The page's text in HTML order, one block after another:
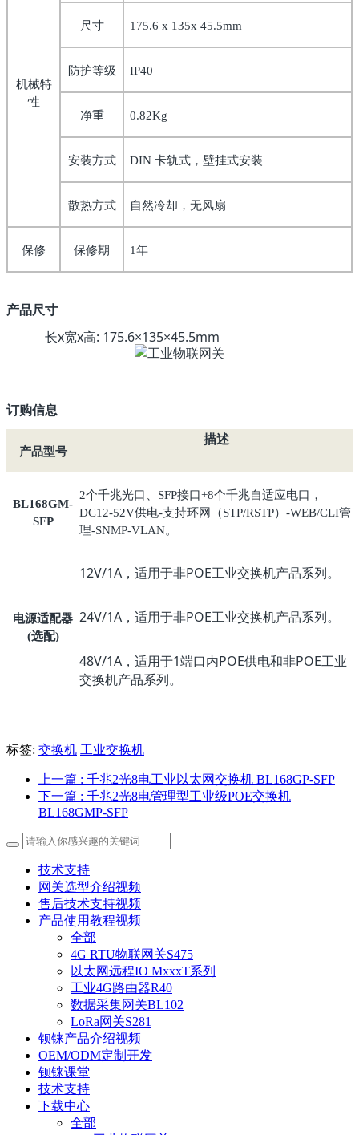
机械特
性
尺寸 175.6 x 135x 45.5mm
防护等级 IP40
净重 0.82Kg
安装方式 DIN 卡轨式，壁挂式安装
散热方式 自然冷却，无风扇
保修 保修期 1年
产品尺寸
长x宽x高: 175.6×135×45.5mm
订购信息
产品型号
描述
BL168GM-
SFP
2个千兆光口、 SFP接口+8个千兆自适应电口，
DC12-52V供电-支持环网（STP/RSTP） -WEB/CLI管
理-SNMP-VLAN。
电源适配器
(选配)
12V/1A，适用于非POE工业交换机产品系列。
24V/1A，适用于非POE工业交换机产品系列。
48V/1A，适用于1端口内POE供电和非POE工业
交换机产品系列。
标签: 交换机 工业交换机
上一篇 : 千兆2光8电工业以太网交换机 BL168GP-SFP
下一篇 : 千兆2光8电管理型工业级POE交换机
BL168GMP-SFP
技术支持
网关选型介绍视频
售后技术支持视频
产品使用教程视频
全部
4G RTU物联网关S475
以太网远程IO MxxxT系列
工业4G路由器R40
数据采集网关BL102
LoRa网关S281
钡铼产品介绍视频
OEM/ODM定制开发
钡铼课堂
技术支持
下载中心
全部